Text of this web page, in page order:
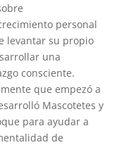
personal
levantar su propio
una
consciente.
que empezó a
Mascotetes y
para ayudar a
de